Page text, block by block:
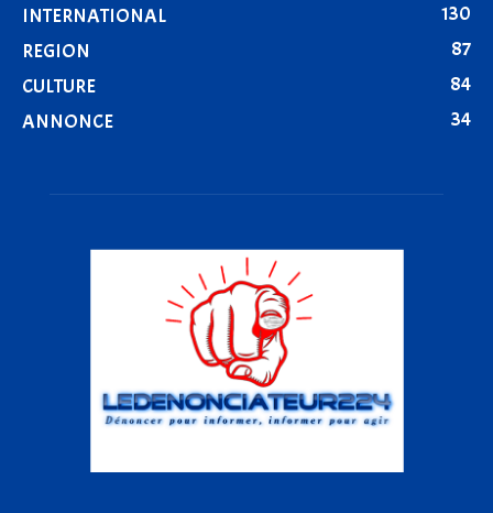
INTERNATIONAL
130
REGION
87
CULTURE
84
ANNONCE
34